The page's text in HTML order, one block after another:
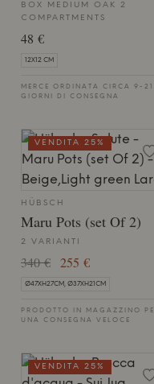
BOX MEDIUM OAK 2
COMPARTMENTS
48 €
12X12 CM
MERCE ORDINATA CIRCA 9-21
GIORNI DI CONSEGNA
HÜBSCH
Maru Pots (set Of 2)
2 VARIANTI
340 € 255 €
Ø47XH27CM, Ø37XH21CM
PRODOTTO IN MAGAZZINO
UNA CONSEGNA VELOCE
VENDITA 25%
VENDITA 25%